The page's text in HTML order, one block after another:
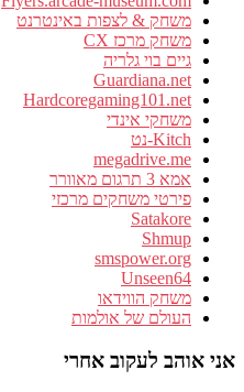
משחק & לצפות באינטרנט
משחק מרכז CX
גיים בוי גלריה
Guardiana.net
Hardcoregaming101.net
משחקי אינדי
Kitch-נט
megadrive.me
אמא 3 תרגום מאוורר
פירטי משחקים מרכזי
Satakore
Shmup
smspower.org
Unseen64
משחק הווידאו
העולם של אולמות
אני אוהב לעקוב אחרי